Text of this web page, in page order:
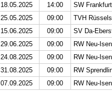
18.05.2025
14:00
SW Frankfurt
25.05.2025
09:00
TVH
15.06.2025
09:00
SV Da-
29.06.2025
09:00
RW Neu-
24.08.2025
09:00
RW Neu-
31.08.2025
09:00
RW
07.09.2025
09:00 RW Neu-